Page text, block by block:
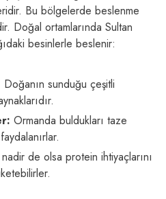
Bu bölgelerde beslenme
Doğal ortamlarında Sultan
besinlerle beslenir:
Doğanın sunduğu çeşitli
Ormanda buldukları taze
de olsa protein ihtiyaçlarını